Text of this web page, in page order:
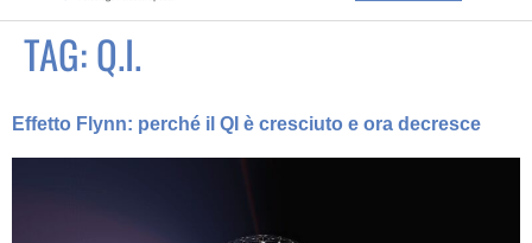
TAG:Q.I.
Effetto Flynn: perché il QI è cresciuto e ora decresce